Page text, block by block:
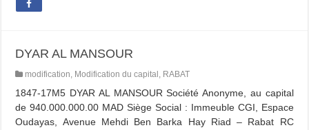
DYAR AL MANSOUR
modification, Modification du capital , RABAT
1847-17M5 DYAR AL MANSOUR Société Anonyme, au capital
de 940.000.000.00 MAD Siège Social : Immeuble CGI, Espace
Oudayas, Avenue Mehdi Ben Barka Hay Riad – Rabat RC